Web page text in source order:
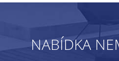
NABÍDKA